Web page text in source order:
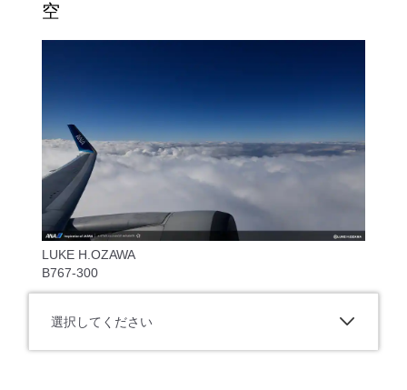
空
LUKE H.OZAWA
B767-300
選択してください